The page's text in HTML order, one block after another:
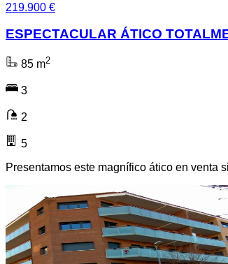
219.900 €
ESPECTACULAR ÁTICO
85 m2
3
2
5
Presentamos este magnífico ático en venta